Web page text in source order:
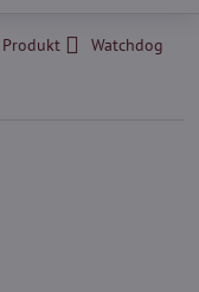
Produkt
Watchdog